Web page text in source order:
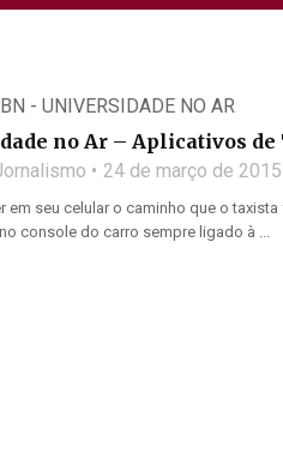
- UNIVERSIDADE NO AR
no Ar – Aplicativos de
24 de março de 2015
em seu celular o caminho que o
console do carro sempre ligado à ...